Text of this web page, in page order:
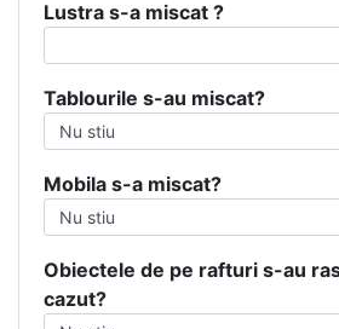
Lustra s-a miscat ?
Tablourile s-au miscat?
Mobila s-a miscat?
Obiectele de pe rafturi s-au
cazut?